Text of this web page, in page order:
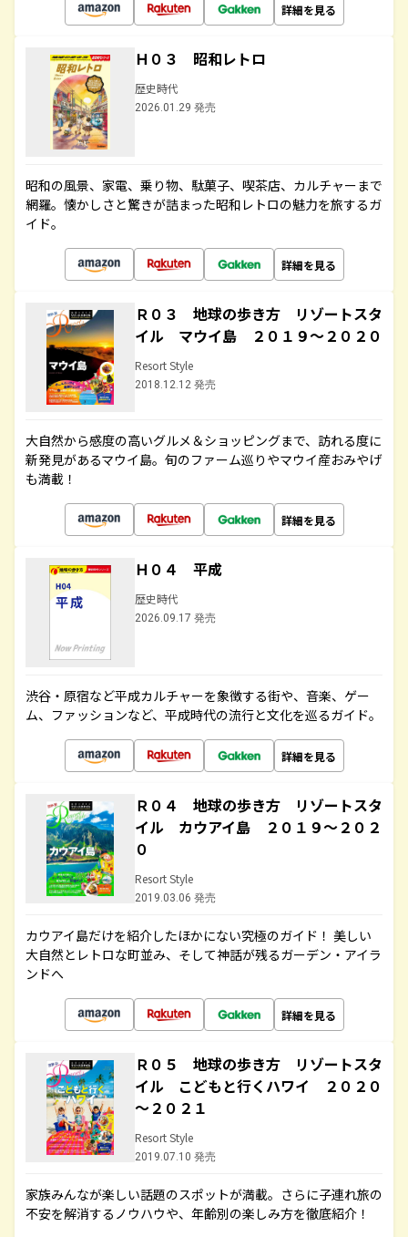
詳細を見る
Ｈ０３ 昭和レトロ
歴史時代
2026.01.29 発売
昭和の風景、家電、乗り物、駄菓子、喫茶店、カルチャーまで
網羅。懐かしさと驚きが詰まった昭和レトロの魅力を旅するガ
イド。
詳細を見る
Ｒ０３ 地球の歩き方 リゾートスタ
イル マウイ島 ２０１９～２０２０
Resort Style
2018.12.12 発売
大自然から感度の高いグルメ＆ショッピングまで、訪れる度に
新発見があるマウイ島。旬のファーム巡りやマウイ産おみやげ
も満載！
詳細を見る
Ｈ０４ 平成
歴史時代
2026.09.17 発売
渋谷・原宿など平成カルチャーを象徴する街や、音楽、ゲー
ム、ファッションなど、平成時代の流行と文化を巡るガイド。
詳細を見る
Ｒ０４ 地球の歩き方 リゾートスタ
イル カウアイ島 ２０１９～２０２
０
Resort Style
2019.03.06 発売
カウアイ島だけを紹介したほかにない究極のガイド！ 美しい
大自然とレトロな町並み、そして神話が残るガーデン・アイラ
ンドへ
詳細を見る
Ｒ０５ 地球の歩き方 リゾートスタ
イル こどもと行くハワイ ２０２０
～２０２１
Resort Style
2019.07.10 発売
家族みんなが楽しい話題のスポットが満載。さらに子連れ旅の
不安を解消するノウハウや、年齢別の楽しみ方を徹底紹介！